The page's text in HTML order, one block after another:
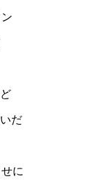
だ
に